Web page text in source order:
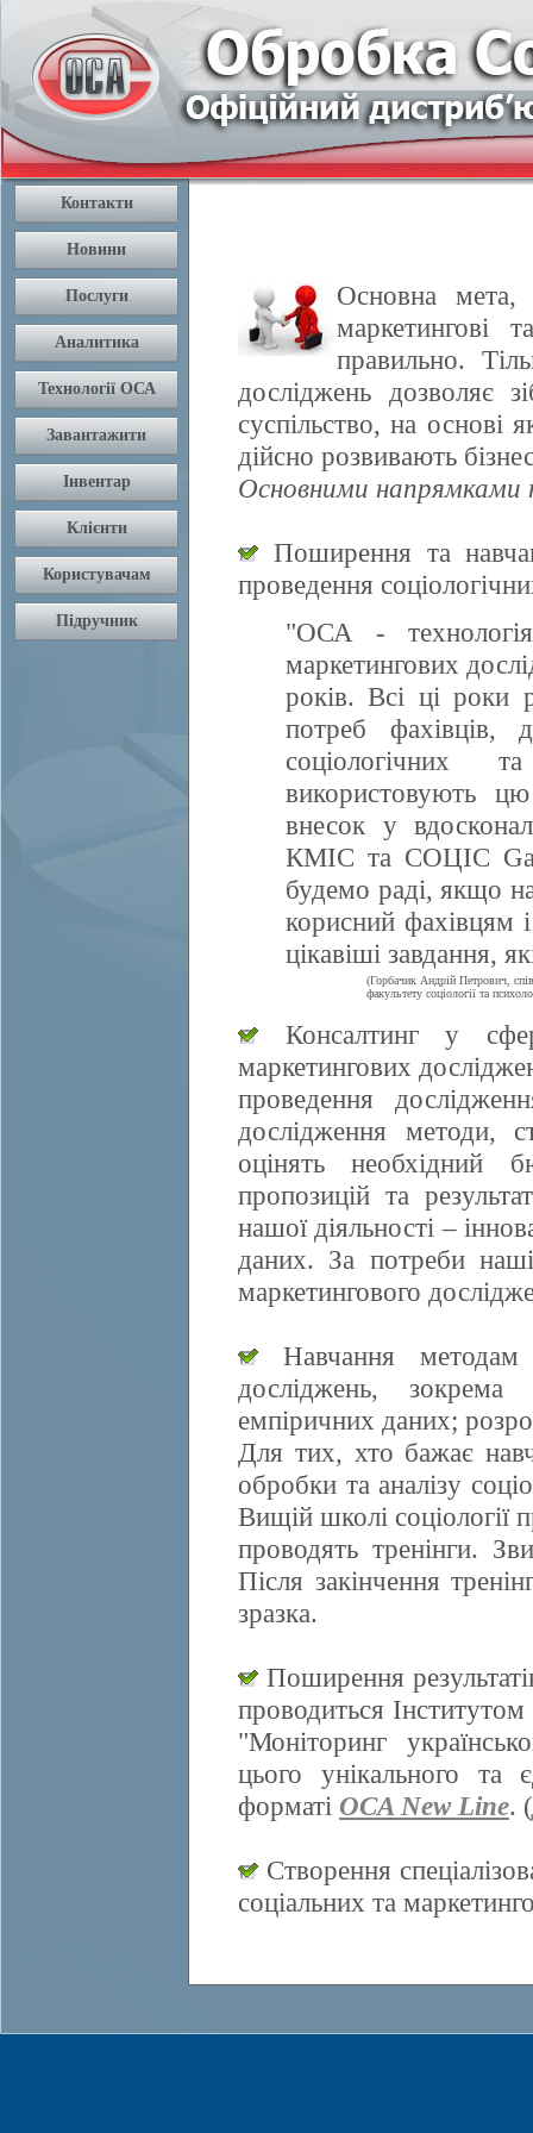
Основна мета,
маркетингові
правильно.
досліджень дозволяє
суспільство, на основі
дійсно розвивають
Основними напрямками
Поширення та
проведення
"ОСА -
маркетингових
років. Всі ці роки
потреб фахівців,
соціологічних
використовують
внесок у
КМІС та СОЦІС
будемо раді, якщо
корисний фахівцям
цікавіші завдання,
(Горбачик Андрій Петрович,
факультету соціології та
Консалтинг у
маркетингових
проведення
дослідження методи,
оцінять необхідний
пропозицій та
нашої діяльності –
даних. За потреби
маркетингового
Навчання методам
досліджень, зокрема
емпіричних даних;
Для тих, хто бажає
обробки та аналізу
Вищій школі соціології
проводять тренінги.
Після закінчення
зразка.
Поширення
проводиться Інститутом
"Моніторинг
цього унікального та
форматі OCA New Line. (
Створення
соціальних та